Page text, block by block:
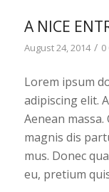
A NICE
August 24, 2014 / 0
Lorem ipsum
adipiscing elit.
Aenean
magnis dis
mus. Donec
eu, pretium